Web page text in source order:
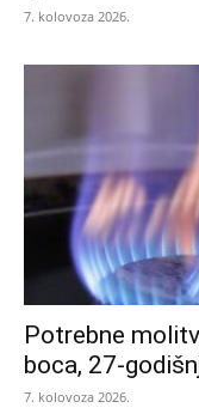
7. kolovoza 2026.
Potrebne
boca, 27-
7. kolovoza 2026.